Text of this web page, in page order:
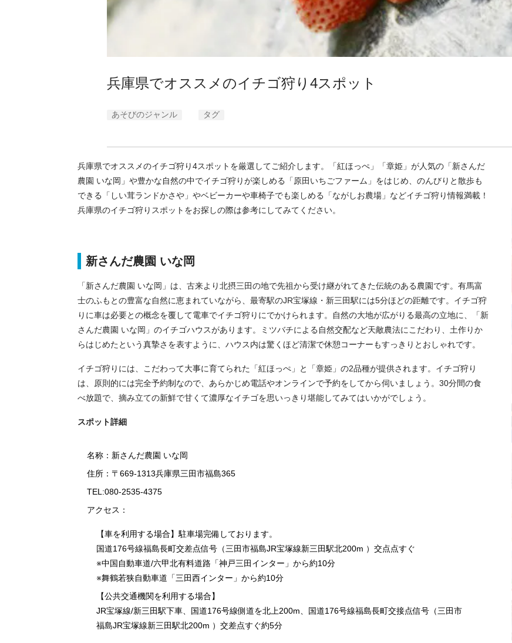
兵庫県でオススメのイチゴ狩り4スポット
あそびのジャンル タグ
兵庫県でオススメのイチゴ狩り4スポットを厳選してご紹介します。「紅ほっぺ」「章姫」が人気の「新さんだ
農園 いな岡」や豊かな自然の中でイチゴ狩りが楽しめる「原田いちごファーム」をはじめ、のんびりと散歩も
できる「しい茸ランドかさや」やベビーカーや車椅子でも楽しめる「ながしお農場」などイチゴ狩り情報満載！
兵庫県のイチゴ狩りスポットをお探しの際は参考にしてみてください。
新さんだ農園 いな岡
「新さんだ農園 いな岡」は、古来より北摂三田の地で先祖から受け継がれてきた伝統のある農園です。有馬富
士のふもとの豊富な自然に恵まれていながら、最寄駅のJR宝塚線・新三田駅には5分ほどの距離です。イチゴ狩
りに車は必要との概念を覆して電車でイチゴ狩りにでかけられます。自然の大地が広がりる最高の立地に、「新
さんだ農園 いな岡」のイチゴハウスがあります。ミツバチによる自然交配など天敵農法にこだわり、土作りか
らはじめたという真摯さを表すように、ハウス内は驚くほど清潔で休憩コーナーもすっきりとおしゃれです。
イチゴ狩りには、こだわって大事に育てられた「紅ほっぺ」と「章姫」の2品種が提供されます。イチゴ狩り
は、原則的には完全予約制なので、あらかじめ電話やオンラインで予約をしてから伺いましょう。30分間の食
べ放題で、摘み立ての新鮮で甘くて濃厚なイチゴを思いっきり堪能してみてはいかがでしょう。
スポット詳細
名称：新さんだ農園 いな岡
住所：〒669-1313兵庫県三田市福島365
TEL:080-2535-4375
アクセス：
【車を利用する場合】駐車場完備しております。
国道176号線福島長町交差点信号（三田市福島JR宝塚線新三田駅北200m ）交点点すぐ
※中国自動車道/六甲北有料道路「神戸三田インター」から約10分
※舞鶴若狭自動車道「三田西インター」から約10分
【公共交通機関を利用する場合】
JR宝塚線/新三田駅下車、国道176号線側道を北上200m、国道176号線福島長町交接点信号（三田市
福島JR宝塚線新三田駅北200m ）交差点すぐ約5分